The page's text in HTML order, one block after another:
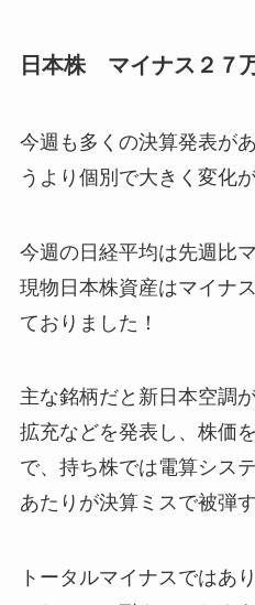
日本株 マイナス２７
今週も多くの決算発表が
うより個別で大きく変化
今週の日経平均は先週比
現物日本株資産はマイナ
ておりました！
主な銘柄だと新日本空調
拡充などを発表し、株価
で、持ち株では電算シス
あたりが決算ミスで被弾
トータルマイナスではあ